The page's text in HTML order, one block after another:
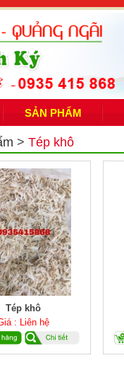
SẢN PHẨM
> Tép khô
Tép khô
: Liên hệ